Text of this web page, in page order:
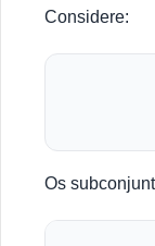
Considere:
Os